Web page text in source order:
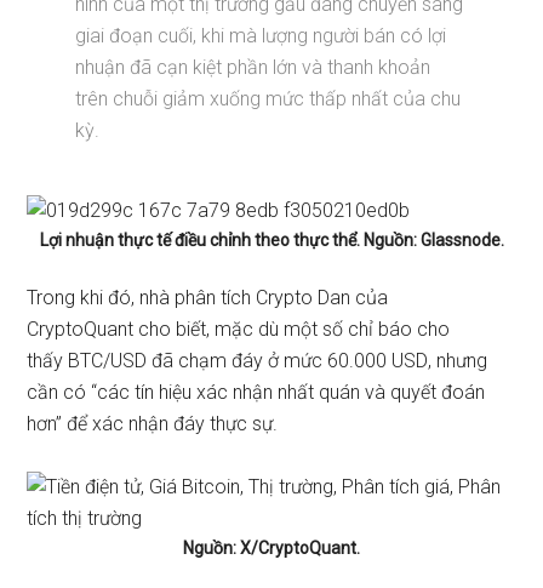
giai đoạn cuối, khi mà lượng người bán có lợi
nhuận đã cạn kiệt phần lớn và thanh khoản
trên chuỗi giảm xuống mức thấp nhất của chu
kỳ.
Lợi nhuận thực tế điều chỉnh theo thực thể. Nguồn: Glassnode.
Trong khi đó, nhà phân tích Crypto Dan của
CryptoQuant cho biết, mặc dù một số chỉ báo cho
thấy BTC/USD đã chạm đáy ở mức 60.000 USD, nhưng
cần có “các tín hiệu xác nhận nhất quán và quyết đoán
hơn” để xác nhận đáy thực sự.
Nguồn: X/CryptoQuant.